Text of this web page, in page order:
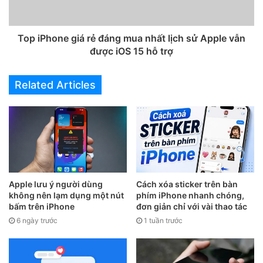
Tắt tất cả các ứng dụng không cần thiết khi đang sạc
2. Khởi động lại thiết bị
Khởi động lại thiết bị là cách đơn giản nhất để khắc phục
các lỗi không rõ nguyên nhân. Để thực hiện, bạn hãy vào
Settings (cài đặt) – General (cài đặt chung) – Shut Down
(tắt nguồn) – Slide to power off (trượt để tắt nguồn). Khi
nguồn cho đến khi xuất hiện logo Apple.
Top iPhone giá rẻ đáng mua nhất lịch sử Apple vẫn
được iOS 15 hỗ trợ
Related Articles
Apple lưu ý người dùng
không nên lạm dụng một nút
bấm trên iPhone
6 ngày trước
Cách xóa sticker trên bàn
phím iPhone nhanh chóng,
đơn giản chỉ với vài thao tác
1 tuần trước